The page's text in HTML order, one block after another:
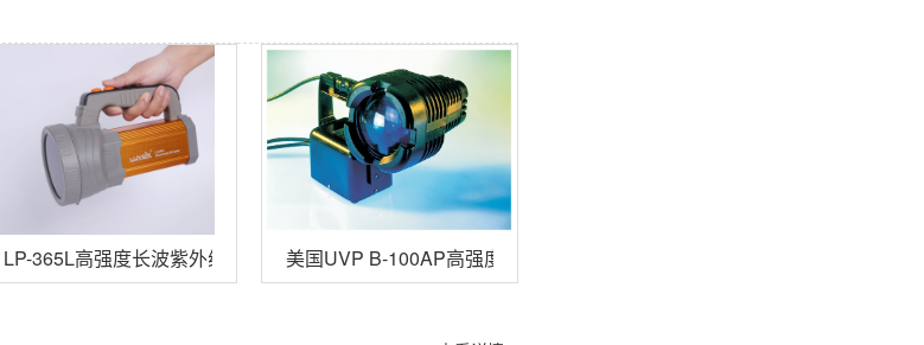
线探伤灯
LP-365L高强度长波紫外线灯 美国UVP B-100AP高强度紫外线灯